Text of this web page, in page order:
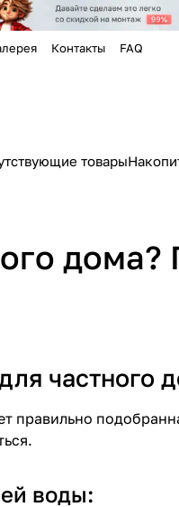
Контакты FAQ
товары
дома?
частного
правильно
воды: